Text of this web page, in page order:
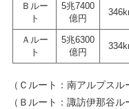
Ｂルー
ト
5兆7400
億円
Ａルー
ト
5兆6300
億円
（Ｃルート：南アルプスル
（Ｂルート：諏訪伊那谷ル